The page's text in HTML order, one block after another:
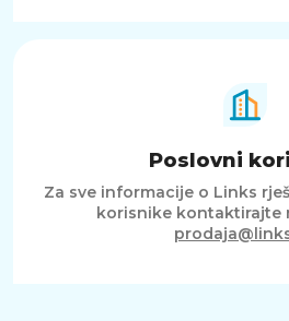
Poslovni
Za sve informacije o Links
korisnike kontaktirajte